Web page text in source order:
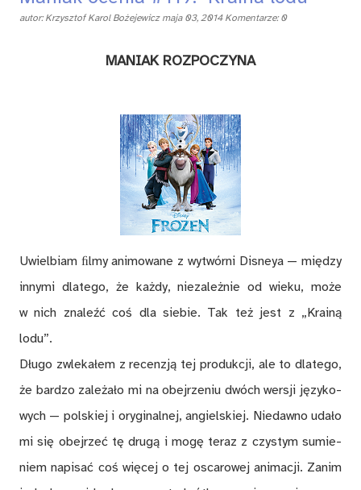
autor:Krzysztof Karol Bożejewicz maja 03, 2014 Komentarze: 0
MA­NIAK ROZ­PO­CZY­NA
Uwiel­biam ﬁl­my ani­mo­wa­ne z wy­twór­ni Dis­ne­ya — mię­dzy
in­ny­mi dla­te­go, że każ­dy, nie­za­leż­nie od wie­ku, mo­że
w nich zna­leźć coś dla sie­bie. Tak też jest z „Kra­iną
lodu”.
Dłu­go zwle­ka­łem z re­cen­zją tej pro­duk­cji, ale to dla­te­go,
że bar­dzo za­le­ża­ło mi na obej­rze­niu dwóch wer­sji ję­zy­ko­
wych — pol­skiej i ory­gi­nal­nej, an­giel­skiej. Nie­daw­no uda­ło
mi się obej­rzeć tę dru­gą i mo­gę te­raz z czy­stym su­mie­
niem na­pi­sać coś wię­cej o tej osca­ro­wej ani­ma­cji. Za­nim